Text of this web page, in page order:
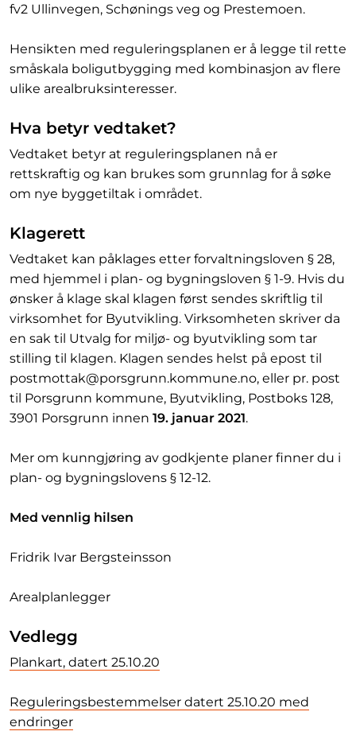
fv2 Ullinvegen, Schønings veg og Prestemoen.
Hensikten med reguleringsplanen er å legge til rette
småskala boligutbygging med kombinasjon av flere
ulike arealbruksinteresser.
Hva betyr vedtaket?
Vedtaket betyr at reguleringsplanen nå er
rettskraftig og kan brukes som grunnlag for å søke
om nye byggetiltak i området.
Klagerett
Vedtaket kan påklages etter forvaltningsloven § 28,
med hjemmel i plan- og bygningsloven § 1-9. Hvis du
ønsker å klage skal klagen først sendes skriftlig til
virksomhet for Byutvikling. Virksomheten skriver da
en sak til Utvalg for miljø- og byutvikling som tar
stilling til klagen. Klagen sendes helst på epost til
postmottak@porsgrunn.kommune.no, eller pr. post
til Porsgrunn kommune, Byutvikling, Postboks 128,
3901 Porsgrunn innen 19. januar 2021.
Mer om kunngjøring av godkjente planer finner du i
plan- og bygningslovens § 12-12.
Med vennlig hilsen
Fridrik Ivar Bergsteinsson
Arealplanlegger
Vedlegg
Plankart, datert 25.10.20
Reguleringsbestemmelser datert 25.10.20 med
endringer